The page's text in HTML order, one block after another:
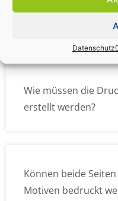
Datenschutz
Wie kann ich die
Wie müssen die
erstellt werden?
Können beide
Motiven bedruckt